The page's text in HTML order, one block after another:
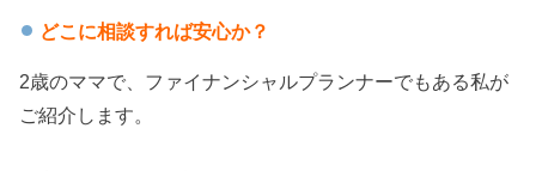
どこに相談すれば安心か？
2歳のママで、ファイナンシャルプランナーでもある私が
ご紹介します。